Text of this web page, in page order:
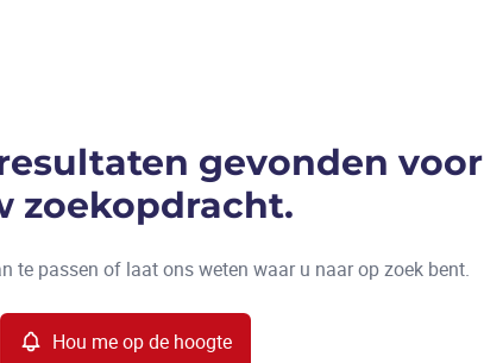
gevonden voor
zoekopdracht.
te passen of laat ons weten waar u naar op zoek bent.
Hou me op de hoogte